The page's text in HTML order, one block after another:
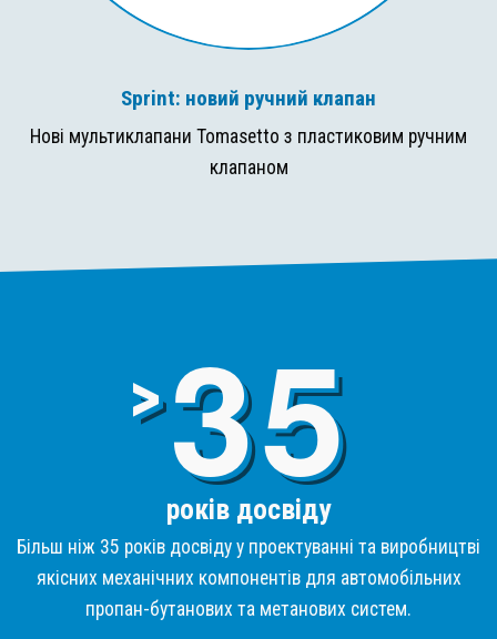
Sprint: новий ручний клапан
Нові мультиклапани Tomasetto з пластиковим ручним
клапаном
>3
років досвіду
Більш ніж 35 років досвіду у проектуванні та виробництві
якісних механічних компонентів для автомобільних
пропан-бутанових та метанових систем.